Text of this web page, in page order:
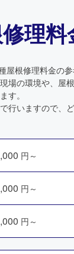
理料
根修理料金の参
場の環境や、屋
す。
行いますので、
円～
円～
円～